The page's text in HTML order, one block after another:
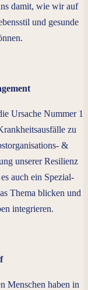
damit, wie wir auf
und gesunde
Ursache Nummer 1
zu
&
unserer Resilienz
auch ein Spezial-
Thema blicken und
integrieren.
Menschen haben in